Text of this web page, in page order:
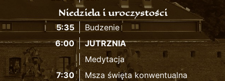
Niedziela i uroczystości
5:35
Budzenie
6:00
JUTRZNIA
Medytacja
7:30
Msza święta konwentualna